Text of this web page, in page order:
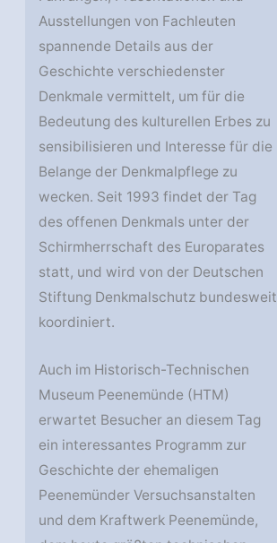
Ausstellungen von Fachleuten
spannende Details aus der
Geschichte verschiedenster
Denkmale vermittelt, um für die
Bedeutung des kulturellen Erbes zu
sensibilisieren und Interesse für die
Belange der Denkmalpflege zu
wecken. Seit 1993 findet der Tag
des offenen Denkmals unter der
Schirmherrschaft des Europarates
statt, und wird von der Deutschen
Stiftung Denkmalschutz bundesweit
koordiniert.
Auch im Historisch-Technischen
Museum Peenemünde (HTM)
erwartet Besucher an diesem Tag
ein interessantes Programm zur
Geschichte der ehemaligen
Peenemünder Versuchsanstalten
und dem Kraftwerk Peenemünde,